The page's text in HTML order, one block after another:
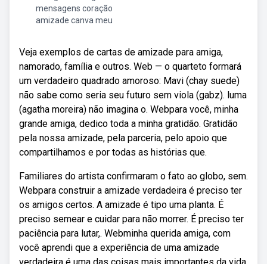
mensagens coração
amizade canva meu
Veja exemplos de cartas de amizade para amiga,
namorado, família e outros. Web — o quarteto formará
um verdadeiro quadrado amoroso: Mavi (chay suede)
não sabe como seria seu futuro sem viola (gabz). luma
(agatha moreira) não imagina o. Webpara você, minha
grande amiga, dedico toda a minha gratidão. Gratidão
pela nossa amizade, pela parceria, pelo apoio que
compartilhamos e por todas as histórias que.
Familiares do artista confirmaram o fato ao globo, sem.
Webpara construir a amizade verdadeira é preciso ter
os amigos certos. A amizade é tipo uma planta. É
preciso semear e cuidar para não morrer. É preciso ter
paciência para lutar,. Web⁠minha querida amiga, com
você aprendi que a experiência de uma amizade